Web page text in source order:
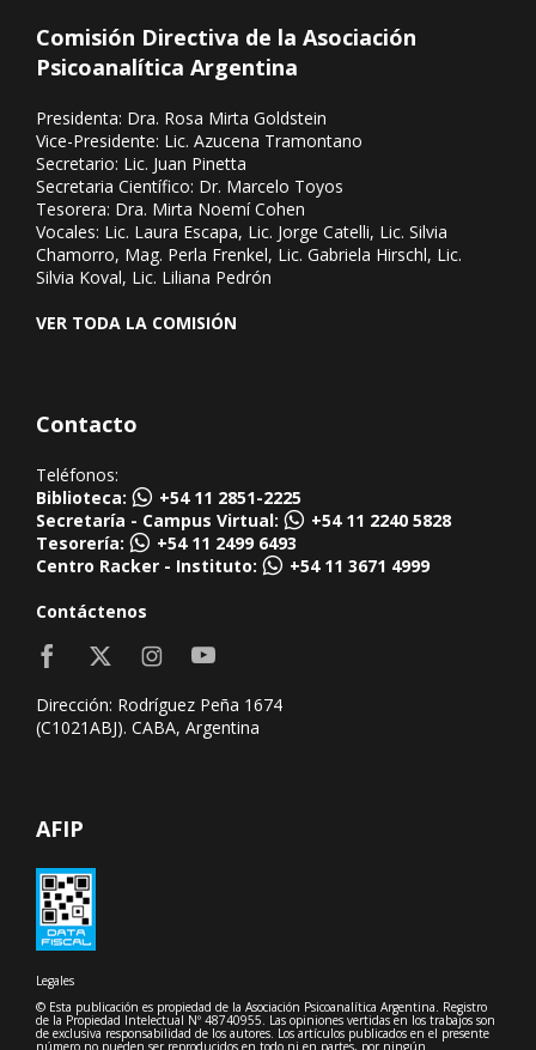
Comisión Directiva de la Asociación
Psicoanalítica Argentina
Presidenta: Dra. Rosa Mirta Goldstein
Vice-Presidente: Lic. Azucena Tramontano
Secretario: Lic. Juan Pinetta
Secretaria Científico: Dr. Marcelo Toyos
Tesorera: Dra. Mirta Noemí Cohen
Vocales: Lic. Laura Escapa, Lic. Jorge Catelli, Lic. Silvia
Chamorro, Mag. Perla Frenkel, Lic. Gabriela Hirschl, Lic.
Silvia Koval, Lic. Liliana Pedrón
VER TODA LA COMISIÓN
Contacto
Teléfonos:
Biblioteca:
+54 11 2851-2225
Secretaría - Campus Virtual:
+54 11 2240 5828
Tesorería:
+54 11 2499 6493
Centro Racker - Instituto:
+54 11 3671 4999
Contáctenos
Dirección: Rodríguez Peña 1674
(C1021ABJ). CABA, Argentina
AFIP
Legales
© Esta publicación es propiedad de la Asociación Psicoanalítica Argentina. Registro
de la Propiedad Intelectual Nº 48740955. Las opiniones vertidas en los trabajos son
de exclusiva responsabilidad de los autores. Los artículos publicados en el presente
número no pueden ser reproducidos en todo ni en partes, por ningún